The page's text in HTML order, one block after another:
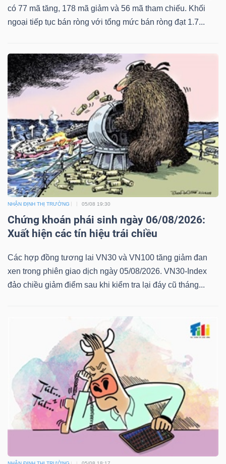
có 77 mã tăng, 178 mã giảm và 56 mã tham chiếu. Khối
ngoại tiếp tục bán ròng với tổng mức bán ròng đạt 1.7...
NHẬN ĐỊNH THỊ TRƯỜNG 05/08 19:30
Chứng khoán phái sinh ngày 06/08/2026:
Xuất hiện các tín hiệu trái chiều
Các hợp đồng tương lai VN30 và VN100 tăng giảm đan
xen trong phiên giao dịch ngày 05/08/2026. VN30-Index
đảo chiều giảm điểm sau khi kiểm tra lại đáy cũ tháng...